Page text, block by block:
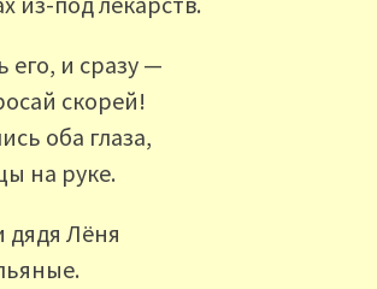
и сразу —
скорей!
оба глаза,
на руке.
дядя Лёня